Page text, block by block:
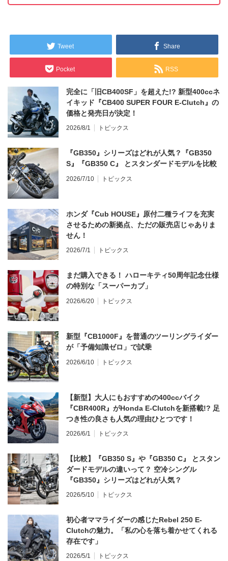
Tweet Share
Pocket RSS
完全に「旧CB400SF」を超えた!? 新型400ccネ
イキッド『CB400 SUPER FOUR E-Clutch』の
価格と発売日が決定！
2026/8/1 トピックス
『GB350』シリーズはどれが人気？『GB350
S』『GB350 C』 とスタンダードモデルを比較
2026/7/10 トピックス
ホンダ『Cub HOUSE』原付二種ライフを充実
させるための新拠点、ただの販売店じゃありま
せん！
2026/7/1 トピックス
まだ購入できる！ ハローキティ50周年記念仕様
の特別な「スーパーカブ」
2026/6/20 トピックス
新型『CB1000F』を普通のツーリングライダー
が「予備知識ゼロ」で試乗
2026/6/10 トピックス
【新型】大人にもおすすめの400ccバイク
『CBR400R』がHonda E-Clutchを新搭載!? 足
つき性の良さも人気の理由ひとつです！
2026/6/1 トピックス
【比較】『GB350 S』や『GB350 C』 とスタン
ダードモデルの違いって？ 空冷シングル
『GB350』シリーズはどれが人気？
2026/5/10 トピックス
初心者ママライダーの感じたRebel 250 E-
Clutchの魅力。「私の心を落ち着かせてくれる
存在です」
2026/5/1 トピックス